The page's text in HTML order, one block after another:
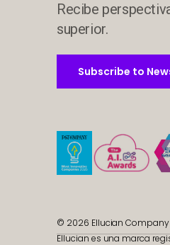
Recibe
superior.
Subscribe to
Subscribe to
© 2026 Ellucian Company
Ellucian es una marca